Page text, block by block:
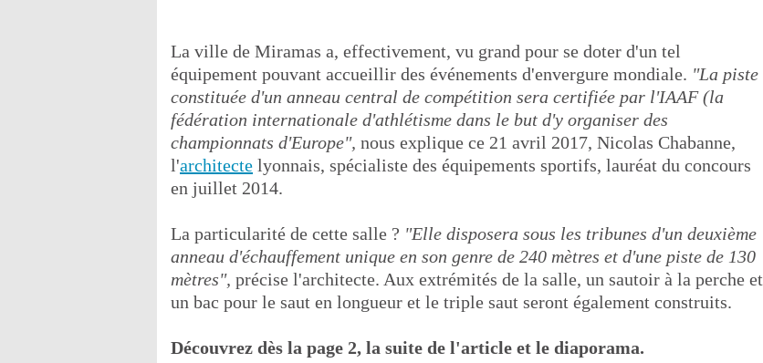
La ville de Miramas a, effectivement, vu grand pour se doter d'un tel
équipement pouvant accueillir des événements d'envergure mondiale. "La piste
constituée d'un anneau central de compétition sera certifiée par l'IAAF (la
fédération internationale d'athlétisme dans le but d'y organiser des
championnats d'Europe", nous explique ce 21 avril 2017, Nicolas Chabanne,
l'architecte lyonnais, spécialiste des équipements sportifs, lauréat du concours
en juillet 2014.
La particularité de cette salle ? "Elle disposera sous les tribunes d'un deuxième
anneau d'échauffement unique en son genre de 240 mètres et d'une piste de 130
mètres", précise l'architecte. Aux extrémités de la salle, un sautoir à la perche et
un bac pour le saut en longueur et le triple saut seront également construits.
Découvrez dès la page 2, la suite de l'article et le diaporama.